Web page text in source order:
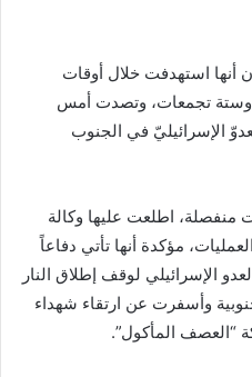
أنها استهدفت خلال أوقات
وستة تجمعات، وتصدت أمس
الإسرائيليّ في الجنوب
منفصلة، اطلعت عليها وكالة
مؤكدة أنها تأتي دفاعاً
الإسرائيلي لوقف إطلاق النار
وأسفرت عن ارتقاء شهداء
“العصف المأكول”.